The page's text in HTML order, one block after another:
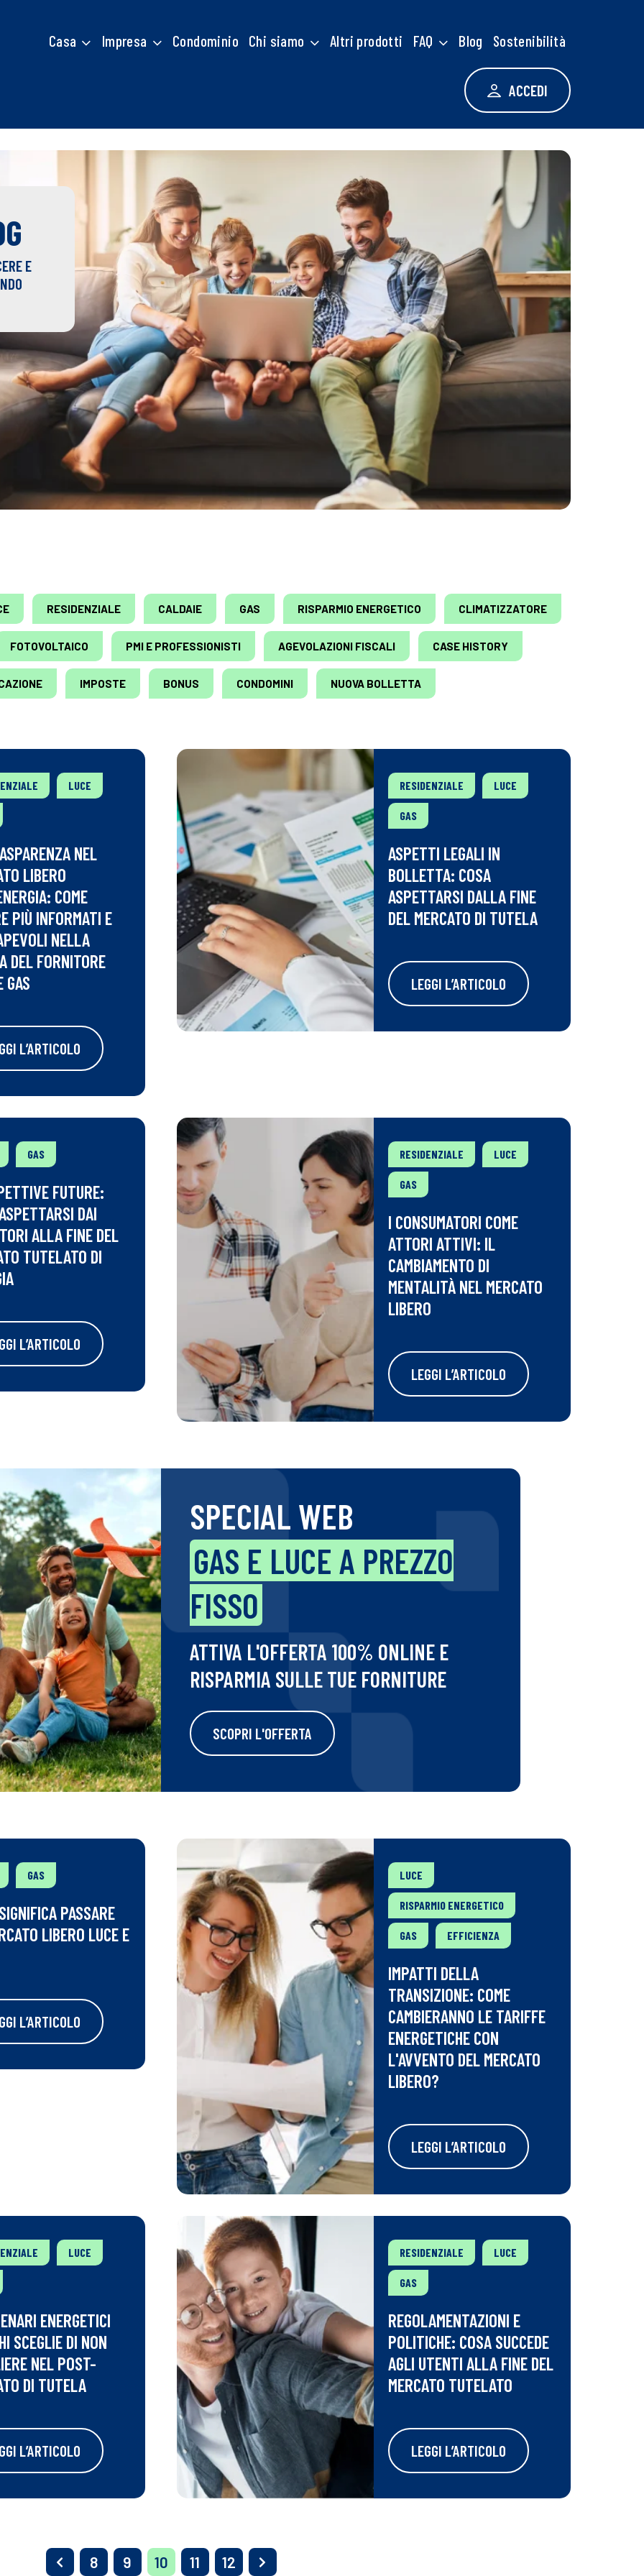
Casa Impresa Condominio Chi siamo Altri prodotti FAQ Blog Sostenibilità
ACCEDI
E
RESIDENZIALE CALDAIE GAS RISPARMIO ENERGETICO CLIMATIZZATORE
FOTOVOLTAICO PMI E PROFESSIONISTI AGEVOLAZIONI FISCALI CASE HISTORY
IMPOSTE BONUS CONDOMINI NUOVA BOLLETTA
LUCE
NEL
LIBERO
COME
PIÙ INFORMATI E
NELLA
DEL FORNITORE
GAS
L’ARTICOLO
RESIDENZIALE LUCE
GAS
ASPETTI LEGALI IN
BOLLETTA: COSA
ASPETTARSI DALLA FINE
DEL MERCATO DI TUTELA
LEGGI L’ARTICOLO
GAS
FUTURE:
DAI
ALLA FINE DEL
TUTELATO DI
L’ARTICOLO
RESIDENZIALE LUCE
GAS
I CONSUMATORI COME
ATTORI ATTIVI: IL
CAMBIAMENTO DI
MENTALITÀ NEL MERCATO
LIBERO
LEGGI L’ARTICOLO
SPECIAL WEB
GAS E LUCE A PREZZO
FISSO
ATTIVA L'OFFERTA 100% ONLINE E
RISPARMIA SULLE TUE FORNITURE
SCOPRI L'OFFERTA
GAS
PASSARE
LIBERO LUCE E
L’ARTICOLO
LUCE
RISPARMIO ENERGETICO
GAS EFFICIENZA
IMPATTI DELLA
TRANSIZIONE: COME
CAMBIERANNO LE TARIFFE
ENERGETICHE CON
L'AVVENTO DEL MERCATO
LIBERO?
LEGGI L’ARTICOLO
LUCE
ENERGETICI
SCEGLIE DI NON
NEL POST-
DI TUTELA
L’ARTICOLO
RESIDENZIALE LUCE
GAS
REGOLAMENTAZIONI E
POLITICHE: COSA SUCCEDE
AGLI UTENTI ALLA FINE DEL
MERCATO TUTELATO
LEGGI L’ARTICOLO
8 9 10 11 12